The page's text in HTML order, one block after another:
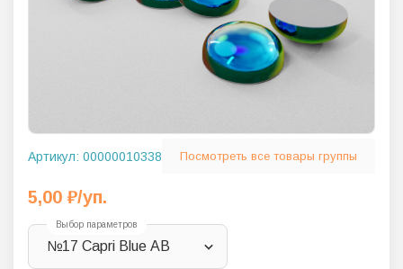
Артикул: 00000010338 Посмотреть все товары группы
5,00 ₽/уп.
Выбор параметров
№17 Capri Blue AB